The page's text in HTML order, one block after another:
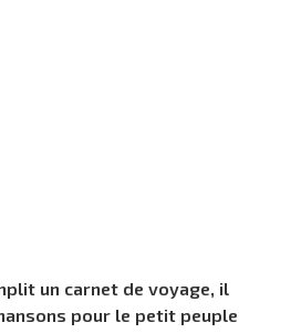
un carnet de voyage, il
pour le petit peuple